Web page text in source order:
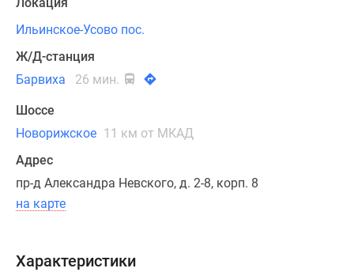
9-
этажных
дома,
второй
очереди
один
девятиэтажный
дом.
расположен
Ильинское-Усово пос.
Ж/Д-станция
Барвиха
26 мин.
Шоссе
Новорижское 11 км от МКАД
Адрес
пр-д Александра Невского, д. 2-8, корп. 8
на карте
Характеристики